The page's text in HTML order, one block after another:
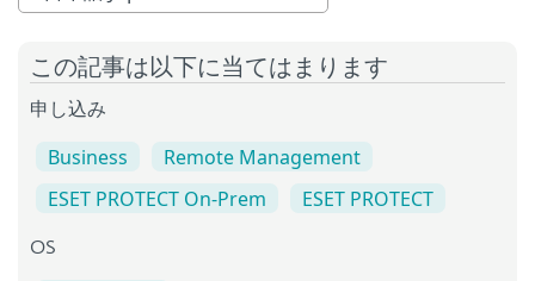
この記事は以下に当てはまります
申し込み
Business
Remote Management
ESET PROTECT On-Prem
ESET PROTECT
OS